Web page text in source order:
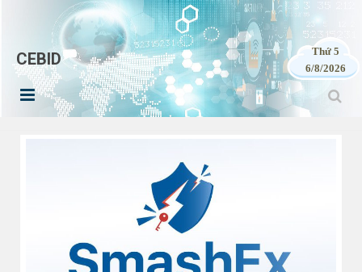
CEBID
Thứ 5
6/8/2026